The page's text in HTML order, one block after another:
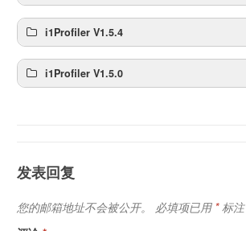
i1Profiler V1.5.4
i1Profiler V1.5.0
发表回复
您的邮箱地址不会被公开。 必填项已用 *标注